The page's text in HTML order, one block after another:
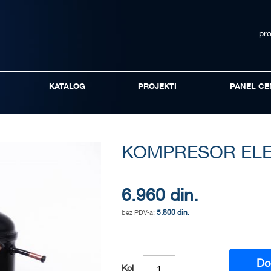
KATALOG PROJEKTI PANEL
KOMPRESOR
6.960 din.
5.800 din.
Kol